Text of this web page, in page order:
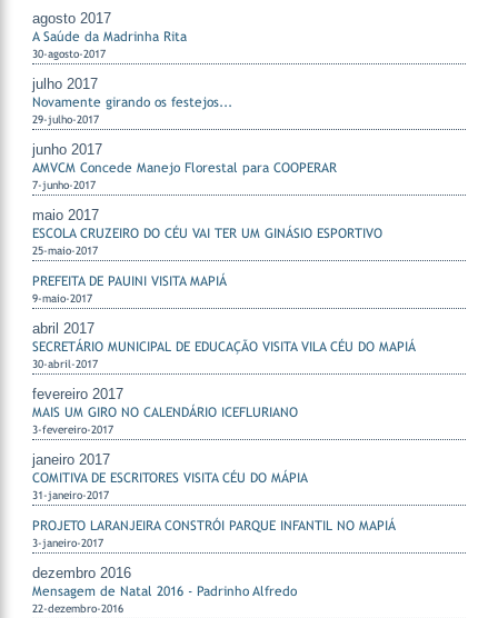
agosto 2017
A Saúde da Madrinha Rita
30-agosto-2017
julho 2017
Novamente girando os festejos...
29-julho-2017
junho 2017
AMVCM Concede Manejo Florestal para COOPERAR
7-junho-2017
maio 2017
ESCOLA CRUZEIRO DO CÉU VAI TER UM GINÁSIO ESPORTIVO
25-maio-2017
PREFEITA DE PAUINI VISITA MAPIÁ
9-maio-2017
abril 2017
SECRETÁRIO MUNICIPAL DE EDUCAÇÃO VISITA VILA CÉU DO MAPIÁ
30-abril-2017
fevereiro 2017
MAIS UM GIRO NO CALENDÁRIO ICEFLURIANO
3-fevereiro-2017
janeiro 2017
COMITIVA DE ESCRITORES VISITA CÉU DO MÁPIA
31-janeiro-2017
PROJETO LARANJEIRA CONSTRÓI PARQUE INFANTIL NO MAPIÁ
3-janeiro-2017
dezembro 2016
Mensagem de Natal 2016 - Padrinho Alfredo
22-dezembro-2016